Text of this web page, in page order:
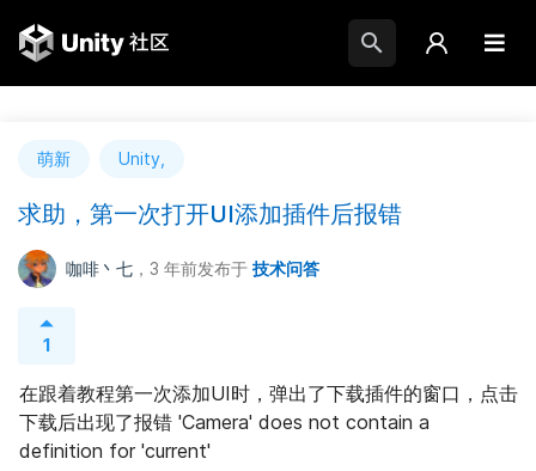
萌新 Unity,
求助，第一次打开UI添加插件后报错
咖啡丶七 ，3 年前发布于 技术问答
1
在跟着教程第一次添加UI时，弹出了下载插件的窗口，点击
下载后出现了报错 'Camera' does not contain a
definition for 'current'